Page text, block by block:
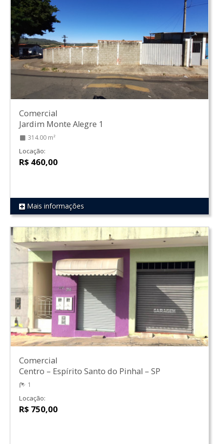
REF 1165
Comercial
Jardim Monte Alegre 1
314.00 m²
Locação:
R$ 460,00
Mais informações
Comercial
Centro – Espírito Santo do Pinhal – SP
1
Locação:
R$ 750,00